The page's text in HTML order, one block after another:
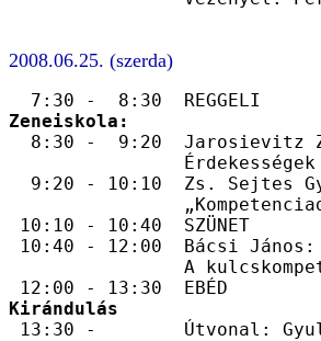
2008.06.25. (szerda)
Zeneiskola:
8:30 -  9:20  Jarosievitz
9:20 - 10:10  Zs. Sejtes
10:10 - 10:40  SZÜNET
10:40 - 12:00  Bácsi János:
A
Kirándulás
13:30 -        Útvonal: